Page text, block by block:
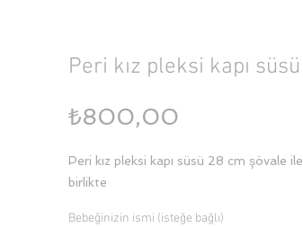
Peri kız pleksi kapı süsü
₺800,00
Peri kız pleksi kapı süsü 28 cm şövale ile
birlikte
Bebeğinizin ismi (isteğe bağlı)